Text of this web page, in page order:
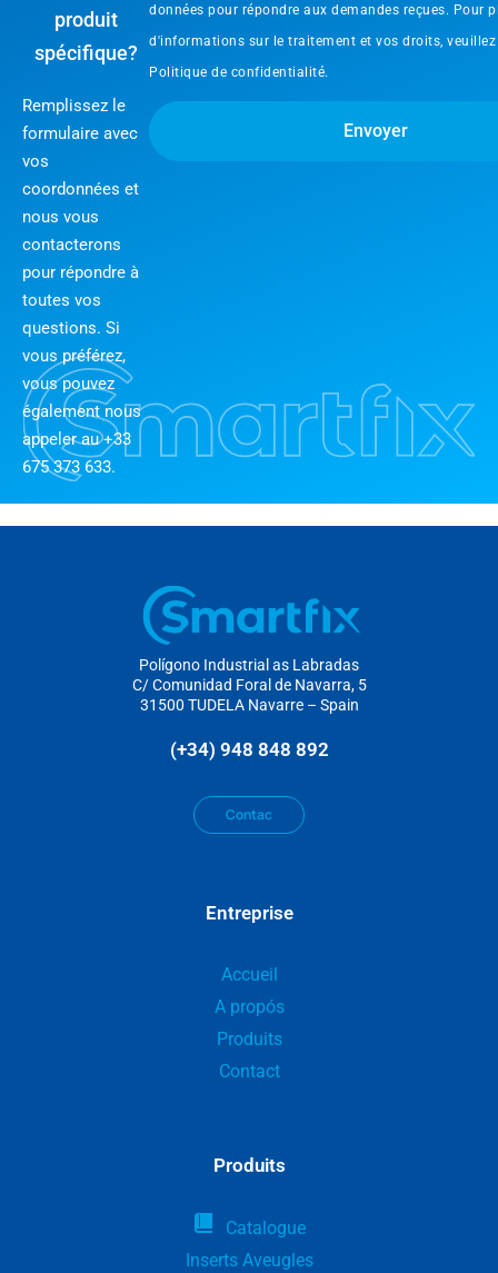
produit
spécifique?
Remplissez le
formulaire avec
vos
coordonnées et
nous vous
contacterons
pour répondre à
toutes vos
questions. Si
vous préférez,
vous pouvez
également nous
appeler au +33
675 373 633.
données pour répondre aux demandes reçues. Pour
d'informations sur le traitement et vos droits,
Politique de confidentialité.
Envoyer
Polígono Industrial as Labradas
C/ Comunidad Foral de Navarra, 5
31500 TUDELA Navarre – Spain
(+34) 948 848 892
Contac
Entreprise
Accueil
A propós
Produits
Contact
Produits
Catalogue
Inserts Aveugles